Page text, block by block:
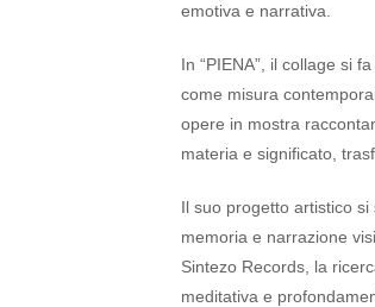
emotiva e narrativa.
In “PIENA”, il collage si
come misura
opere in mostra
materia e significato,
Il suo progetto artistico
memoria e narrazione
Sintezo Records, la
meditativa e